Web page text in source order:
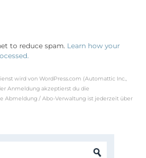
to reduce spam. Learn how your
wird von WordPress.com (Automattic Inc.,
Anmeldung akzeptierst du die
Abmeldung / Abo-Verwaltung ist jederzeit über